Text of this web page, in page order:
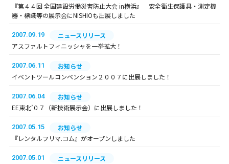
『第４４回 全国建設労働災害防止大会 in横浜』 安全衛生保護具・測定機
器・標識等の展示会にNISHIOも出展しました
2007.09.19
ニュースリリース
アスファルトフィニッシャを一挙拡大！
2007.06.11
お知らせ
イベントツールコンベンション２００７に出展しました！
2007.06.04
お知らせ
EE東北’０７（新技術展示会）に出展しました！
2007.05.15
お知らせ
『レンタルフリマ.コム』がオープンしました
2007.05.01
ニュースリリース